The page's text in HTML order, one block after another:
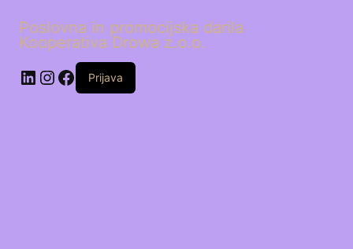
Poslovna in promocijska darila
Kooperativa Drowa z.o.o.
LinkedIn
Instagram
Facebook
Prijava